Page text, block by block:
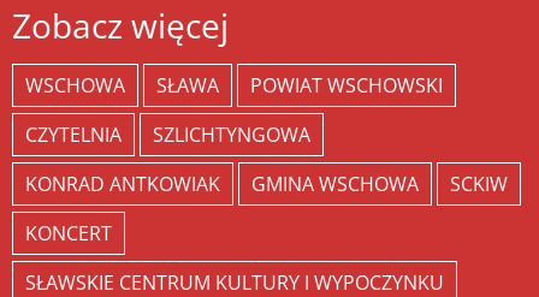
Zobacz więcej
WSCHOWA SŁAWA
POWIAT WSCHOWSKI
CZYTELNIA
SZLICHTYNGOWA
KONRAD ANTKOWIAK
GMINA WSCHOWA
SCKIW
KONCERT
SŁAWSKIE CENTRUM KULTURY I WYPOCZYNKU